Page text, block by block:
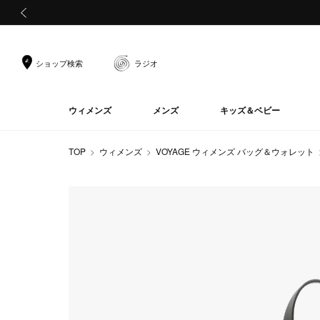
ショップ検索 ラジオ
ウィメンズ メンズ キッズ＆ベビー
TOP ウィメンズ VOYAGE ウィメンズ バッグ＆ウォレット